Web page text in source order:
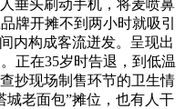
垂头刷动手机，将麦喷鼻
牌开摊不到两小时就吸引
内构成客流迸发。呈现出
正在35岁时告退，到低温
抄现场制售环节的卫生情
城老面包”摊位，也有人干